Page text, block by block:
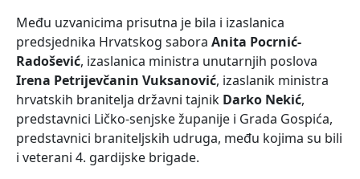
Među uzvanicima prisutna je bila i izaslanica
predsjednika Hrvatskog sabora Anita Pocrnić-
Radošević, izaslanica ministra unutarnjih poslova
Irena Petrijevčanin Vuksanović, izaslanik ministra
hrvatskih branitelja državni tajnik Darko Nekić,
predstavnici Ličko-senjske županije i Grada Gospića,
predstavnici braniteljskih udruga, među kojima su bili
i veterani 4. gardijske brigade.